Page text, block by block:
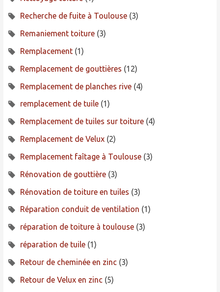
Recherche de fuite à Toulouse(3)
Remaniement toiture(3)
Remplacement(1)
Remplacement de gouttières (12)
Remplacement de planches rive(4)
remplacement de tuile(1)
Remplacement de tuiles sur toiture(4)
Remplacement de Velux(2)
Remplacement faîtage à Toulouse(3)
Rénovation de gouttière(3)
Rénovation de toiture en tuiles (3)
Réparation conduit de ventilation (1)
réparation de toiture à toulouse(3)
réparation de tuile(1)
Retour de cheminée en zinc(3)
Retour de Velux en zinc(5)